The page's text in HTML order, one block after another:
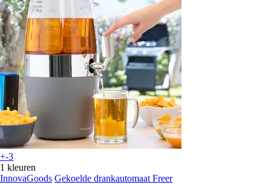
+-3
1 kleuren
InnovaGoods Gekoelde drankautomaat Freer